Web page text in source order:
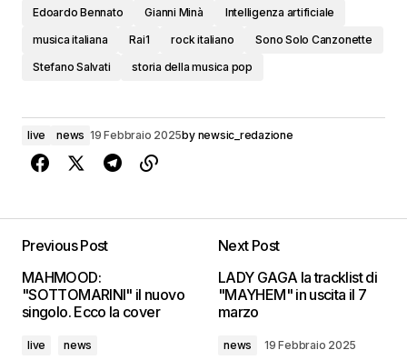
Edoardo Bennato
Gianni Minà
Intelligenza artificiale
musica italiana
Rai1 rock italiano
Sono Solo Canzonette
Stefano Salvati
storia della musica pop
live news 19 Febbraio 2025by newsic_redazione
Previous Post
MAHMOOD:
"SOTTOMARINI" il nuovo
singolo. Ecco la cover
live
news
Next Post
LADY GAGA la tracklist di
"MAYHEM" in uscita il 7
marzo
news 19 Febbraio 2025